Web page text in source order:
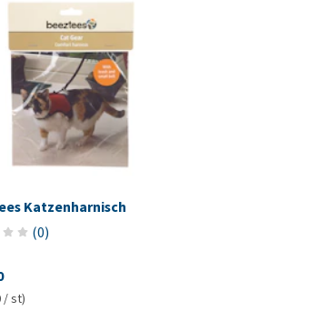
Katzenharnisch
(0)
/ st)